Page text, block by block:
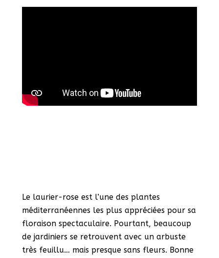
Le laurier-rose est l’une des plantes
méditerranéennes les plus appréciées pour sa
floraison spectaculaire. Pourtant, beaucoup
de jardiniers se retrouvent avec un arbuste
très feuillu… mais presque sans fleurs. Bonne